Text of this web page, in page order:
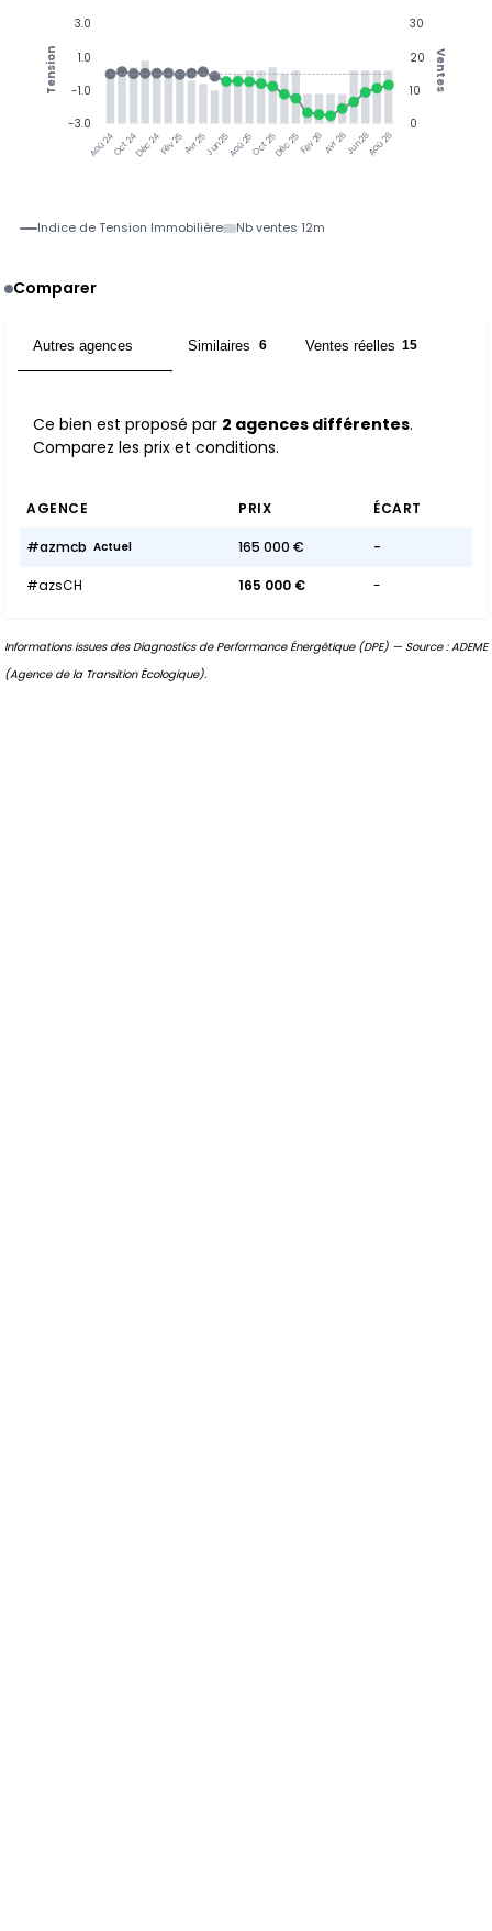
Aoû 24Oct 24Déc 24Fév 25Avr 25Jun 25Aoû 25Oct 25Déc 25Fév 26Avr 26Jun 26Aoû 26
30
20
10
0
Ventes
3.0
1.0
-1.0
-3.0
Tension
Indice de Tension Immobilière Nb ventes 12m
Comparer
Autres agences Similaires 6 Ventes réelles 15
Ce bien est proposé par 2 agences différentes.
Comparez les prix et conditions.
AGENCE PRIX ÉCART
#azmcb Actuel 165 000 € -
#azsCH 165 000 € -
Informations issues des Diagnostics de Performance Énergétique (DPE) — Source : ADEME
(Agence de la Transition Écologique).